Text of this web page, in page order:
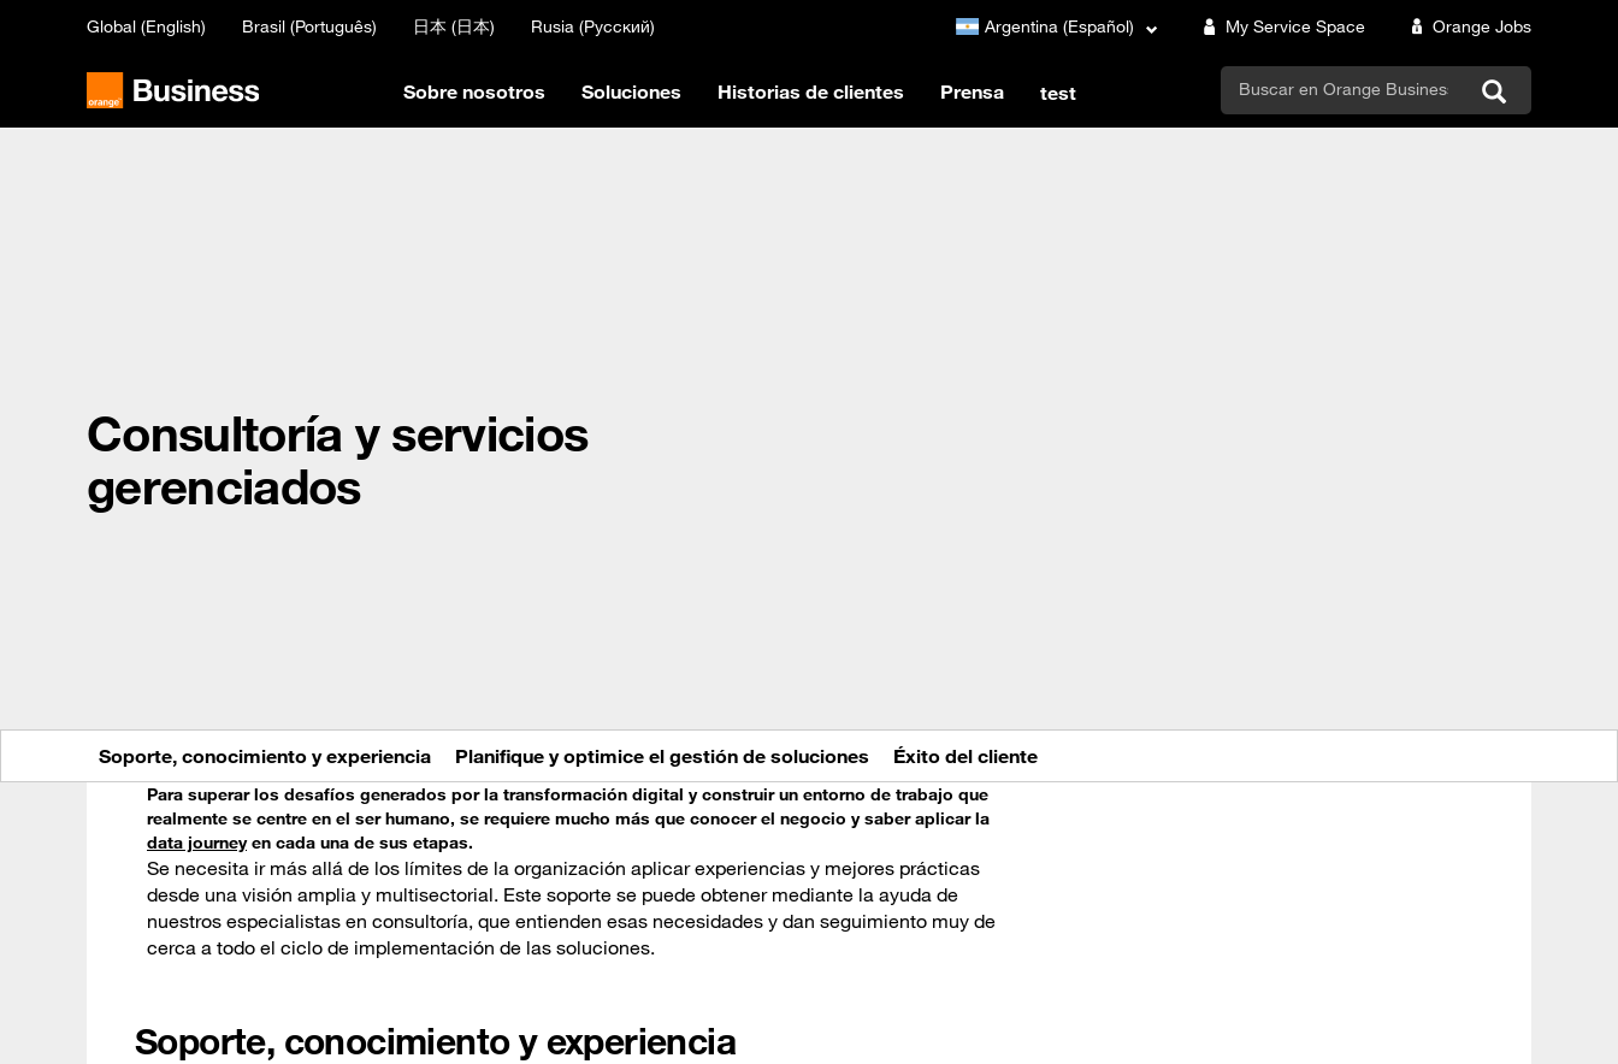
Global (English) Brasil (Português) 日本 (日本) Rusia (Русский) Argentina (Español) My Service Space Orange Jobs
Sobre nosotros Soluciones Historias de clientes Prensa test search
Consultoría y servicios
gerenciados
Soporte, conocimiento y experiencia Planifique y optimice el gestión de soluciones Éxito del cliente
Para superar los desafíos generados por la transformación digital y construir un entorno de trabajo que
realmente se centre en el ser humano, se requiere mucho más que conocer el negocio y saber aplicar la
data journeyen cada una de sus etapas.
Se necesita ir más allá de los límites de la organización aplicar experiencias y mejores prácticas
desde una visión amplia y multisectorial. Este soporte se puede obtener mediante la ayuda de
nuestros especialistas en consultoría, que entienden esas necesidades y dan seguimiento muy de
cerca a todo el ciclo de implementación de las soluciones.
Soporte, conocimiento y experiencia